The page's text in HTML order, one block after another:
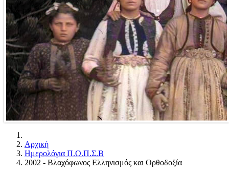
Αρχική
Ημερολόγια Π.Ο.Π.Σ.Β
2002 - Βλαχόφωνος Ελληνισμός και Ορθοδοξία